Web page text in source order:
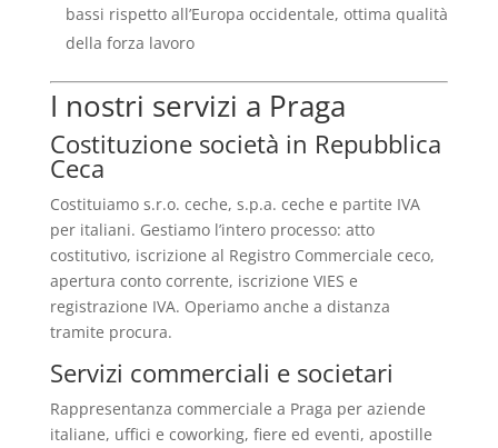
bassi rispetto all’Europa occidentale, ottima qualità
della forza lavoro
I nostri servizi a Praga
Costituzione società in Repubblica
Ceca
Costituiamo s.r.o. ceche, s.p.a. ceche e partite IVA
per italiani. Gestiamo l’intero processo: atto
costitutivo, iscrizione al Registro Commerciale ceco,
apertura conto corrente, iscrizione VIES e
registrazione IVA. Operiamo anche a distanza
tramite procura.
Servizi commerciali e societari
Rappresentanza commerciale a Praga per aziende
italiane, uffici e coworking, fiere ed eventi, apostille